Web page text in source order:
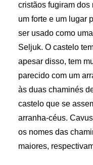
cristãos fugiram dos
um forte e um lugar
ser usado como
Seljuk. O castelo
apesar disso, tem
parecido com um
às duas chaminés
castelo que se
arranha-céus.
os nomes das
maiores,